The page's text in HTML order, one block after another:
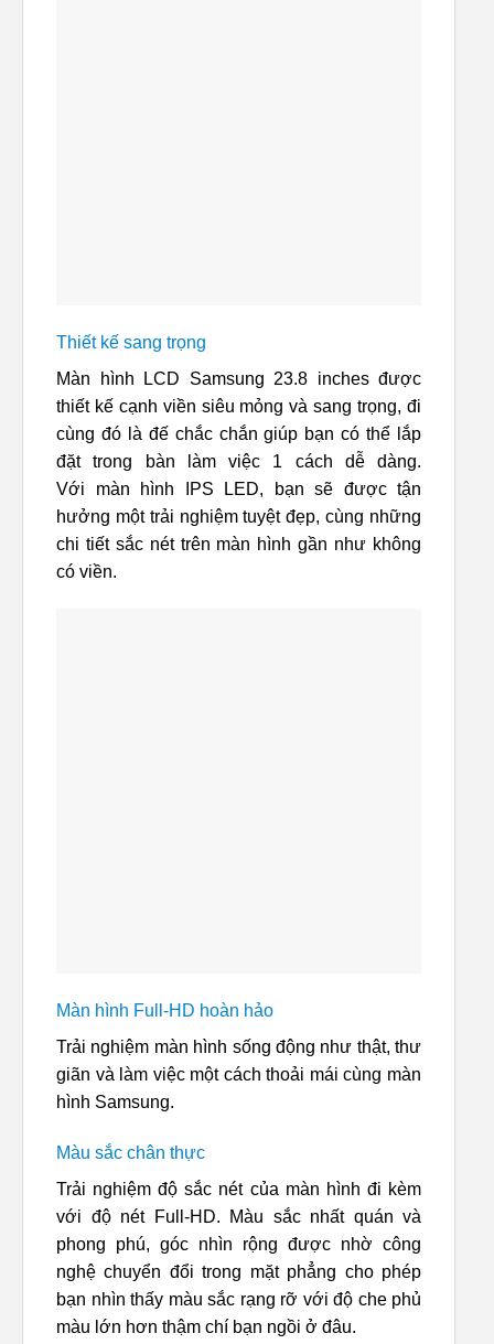
Thiết kế sang trọng
Màn hình LCD Samsung 23.8 inches được
thiết kế cạnh viền siêu mỏng và sang trọng, đi
cùng đó là đế chắc chắn giúp bạn có thể lắp
đặt trong bàn làm việc 1 cách dễ dàng.
Với màn hình IPS LED, bạn sẽ được tận
hưởng một trải nghiệm tuyệt đẹp, cùng những
chi tiết sắc nét trên màn hình gần như không
có viền.
Màn hình Full-HD hoàn hảo
Trải nghiệm màn hình sống động như thật, thư
giãn và làm việc một cách thoải mái cùng màn
hình Samsung.
Màu sắc chân thực
Trải nghiệm độ sắc nét của màn hình đi kèm
với độ nét Full-HD. Màu sắc nhất quán và
phong phú, góc nhìn rộng được nhờ công
nghệ chuyển đổi trong mặt phẳng cho phép
bạn nhìn thấy màu sắc rạng rỡ với độ che phủ
màu lớn hơn thậm chí bạn ngồi ở đâu.